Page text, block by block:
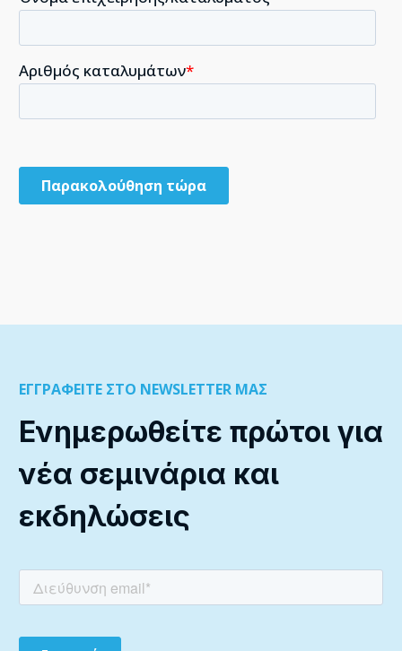
ΕΓΓΡΑΦΕΙΤΕ ΣΤΟ NEWSLETTER ΜΑΣ
Ενημερωθείτε πρώτοι για
νέα σεμινάρια και
εκδηλώσεις